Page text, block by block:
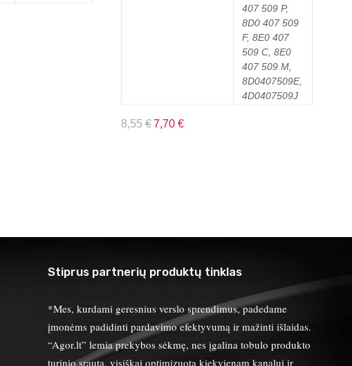
407 509 P,
8D0 407 509
F, 8E0 407
509 C, 8E0
407 509 M,
8D0407509E,
4D0407509J
8,55€ 7,70 €
Stiprus partnerių produktų tinklas
*Mes, kurdami geresnius verslo sprendimus, padedame
įmonėms padidinti pardavimo efektyvumą ir mažinti išlaidas.
“Agor.lt” lemia prekybos sėkmę, nes įgalina tobulo produkto
turinio srautą, visiškai optimizuotą kiekvienam kanalui ir